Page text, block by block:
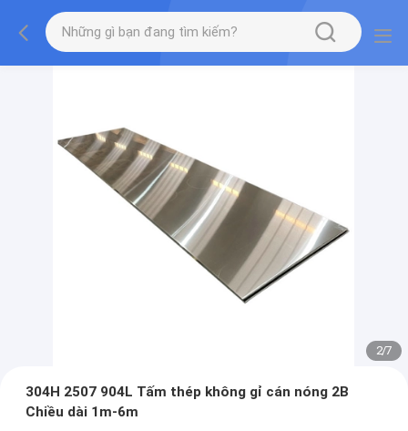
2/7
304H 2507 904L Tấm thép không gỉ cán nóng 2B
Chiều dài 1m-6m